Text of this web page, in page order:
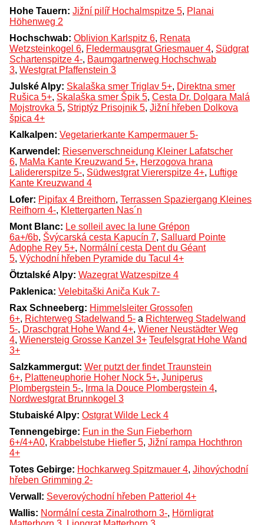
Hohe Tauern: Jižní pilíř Hochalmspitze 5, Planai
Höhenweg 2
Hochschwab: Oblivion Karlspitz 6, Renata
Wetzsteinkogel 6, Fledermausgrat Griesmauer 4, Südgrat
Schartenspitze 4-, Baumgartnerweg Hochschwab
3, Westgrat Pfaffenstein 3
Julské Alpy: Skalaška smer Triglav 5+, Direktna smer
Rušica 5+, Skalaška smer Špik 5, Cesta Dr. Dolgara Malá
Mojstrovka 5, Striptýz Prisojnik 5, Jižní hřeben Dolkova
špica 4+
Kalkalpen: Vegetarierkante Kampermauer 5-
Karwendel: Riesenverschneidung Kleiner Lafatscher
6, MaMa Kante Kreuzwand 5+, Herzogova hrana
Lalidererspitze 5-, Südwestgrat Viererspitze 4+, Luftige
Kante Kreuzwand 4
Lofer: Pipifax 4 Breithorn, Terrassen Spaziergang Kleines
Reifhorn 4-, Klettergarten Nas´n
Mont Blanc: Le solleil avec la lune Grépon
6a+/6b, Švýcarská cesta Kapucín 7, Salluard Pointe
Adophe Rey 5+, Normální cesta Dent du Géant
5, Východní hřeben Pyramide du Tacul 4+
Ötztalské Alpy: Wazegrat Watzespitze 4
Paklenica: Velebitaški Aniča Kuk 7-
Rax Schneeberg: Himmelsleiter Grossofen
6+, Richterweg Stadelwand 5- a Richterweg Stadelwand
5-, Draschgrat Hohe Wand 4+, Wiener Neustädter Weg
4, Wienersteig Grosse Kanzel 3+ Teufelsgrat Hohe Wand
3+
Salzkammergut: Wer putzt der findet Traunstein
6+, Platteneuphorie Hoher Nock 5+, Juniperus
Plombergstein 5-, Irma la Douce Plombergstein 4,
Nordwestgrat Brunnkogel 3
Stubaiské Alpy: Ostgrat Wilde Leck 4
Tennengebirge: Fun in the Sun Fieberhorn
6+/4+A0, Krabbelstube Hiefler 5, Jižní rampa Hochthron
4+
Totes Gebirge: Hochkarweg Spitzmauer 4, Jihovýchodní
hřeben Grimming 2-
Verwall: Severovýchodní hřeben Patteriol 4+
Wallis: Normální cesta Zinalrothorn 3-, Hörnligrat